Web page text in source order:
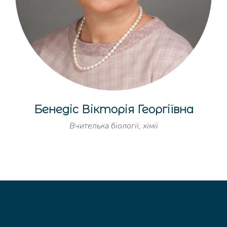
Бенедіс Вікторія Георгіївна
Вчителька біології, хімії